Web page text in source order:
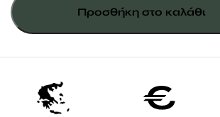
ποσότητα
Προσθήκη στο καλάθι